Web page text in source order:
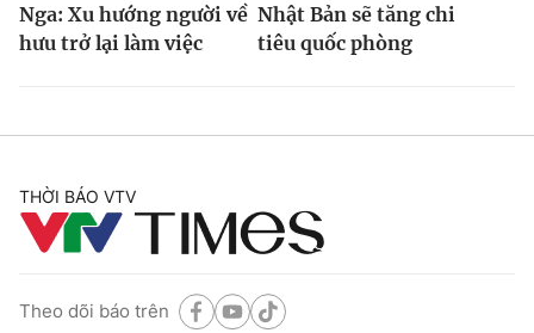
Nga: Xu hướng người về
hưu trở lại làm việc
Nhật Bản sẽ tăng chi
tiêu quốc phòng
THỜI BÁO VTV
Theo dõi báo trên